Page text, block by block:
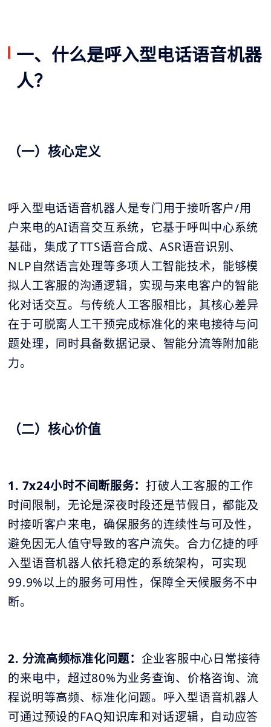
一、什么是呼入型电话语音机器
人？
（一）核心定义
呼入型电话语音机器人是专门用于接听客户/用
户来电的AI语音交互系统，它基于呼叫中心系统
基础，集成了TTS语音合成、ASR语音识别、
NLP自然语言处理等多项人工智能技术，能够模
拟人工客服的沟通逻辑，实现与来电客户的智能
化对话交互。与传统人工客服相比，其核心差异
在于可脱离人工干预完成标准化的来电接待与问
题处理，同时具备数据记录、智能分流等附加能
力。
（二）核心价值
1. 7x24小时不间断服务：打破人工客服的工作
时间限制，无论是深夜时段还是节假日，都能及
时接听客户来电，确保服务的连续性与可及性，
避免因无人值守导致的客户流失。合力亿捷的呼
入型语音机器人依托稳定的系统架构，可实现
99.9%以上的服务可用性，保障全天候服务不中
断。
2. 分流高频标准化问题： 企业客服中心日常接待
的来电中，超过80%为业务查询、价格咨询、流
程说明等高频、标准化问题。呼入型语音机器人
可通过预设的FAQ知识库和对话逻辑，自动应答